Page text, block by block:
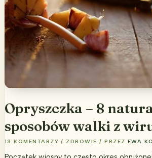
Opryszczka – 8
sposobów walki z
13 KOMENTARZY / ZDROWIE / PRZEZ EWA